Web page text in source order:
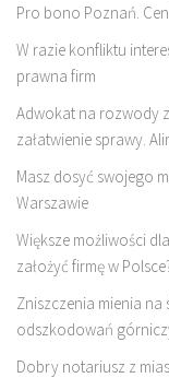
Pro bono Poznań.
W razie konfliktu
prawna firm
Adwokat na rozwody
załatwienie sprawy.
Masz dosyć swojego
Warszawie
Większe możliwości
założyć firmę w
Zniszczenia mienia
odszkodowań
Dobry notariusz z